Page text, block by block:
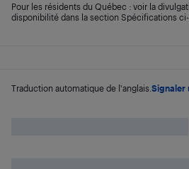
Traduction automatique de l'anglais. Signaler
Pour les résidents du Québec : voir la
disponibilité dans la section Spécifications ci-